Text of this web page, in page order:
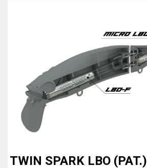
TWIN SPARK LBO (PAT.)